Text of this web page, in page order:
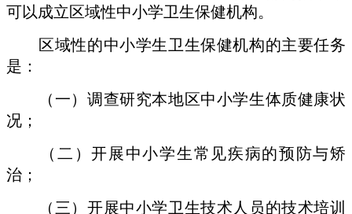
可以成立区域性中小学卫生保健机构。
区域性的中小学生卫生保健机构的主要任务
是：
（一）调查研究本地区中小学生体质健康状
况；
（二）开展中小学生常见疾病的预防与矫
治；
（三）开展中小学卫生技术人员的技术培训